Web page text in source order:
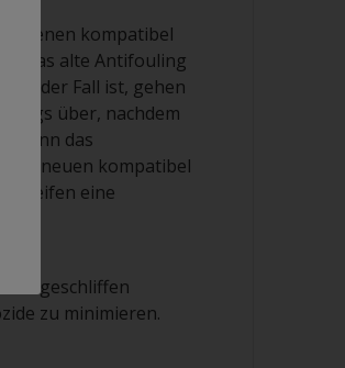
kompatibel
das alte Antifouling
der Fall ist, gehen
über, nachdem
Wenn das
neuen kompatibel
eine
geschliffen
zu minimieren.